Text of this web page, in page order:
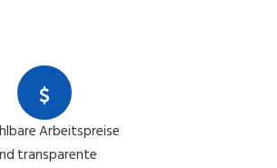
Arbeitspreise
transparente